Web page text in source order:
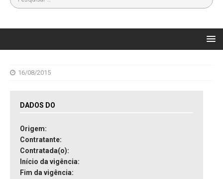
16/08/2015
DADOS DO
Origem:
Contratante:
Contratada(o):
Início da vigência:
Fim da vigência: